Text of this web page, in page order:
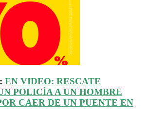
EN VIDEO: RESCATE
POLICÍA A UN HOMBRE
CAER DE UN PUENTE EN